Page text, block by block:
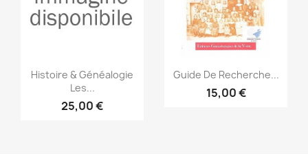
Anteprima
Histoire & Généalogie
Les...
25,00 €
Anteprima
Guide De Recherche...
15,00 €